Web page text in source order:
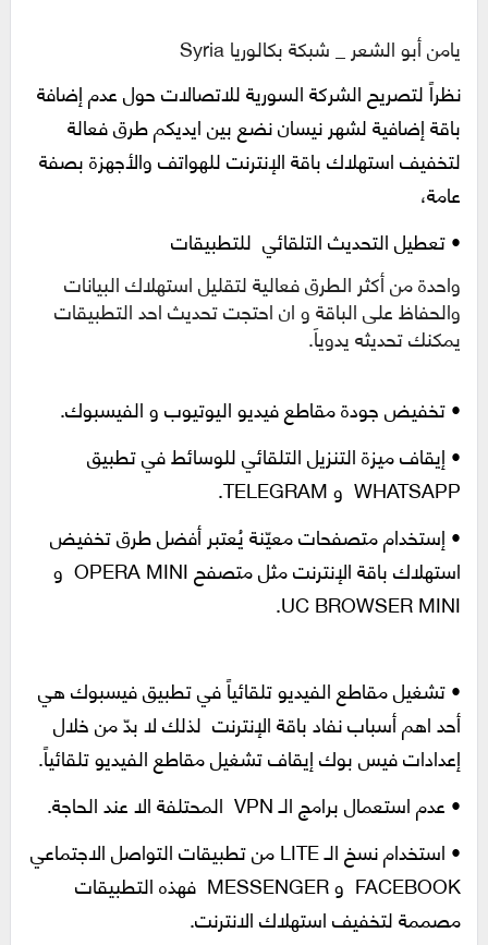
يامن أبو الشعر _ شبكة بكالوريا Syria
نظراً لتصريح الشركة السورية للاتصالات حول عدم إضافة
باقة إضافية لشهر نيسان نضع بين ايديكم طرق فعالة
لتخفيف استهلاك باقة الإنترنت للهواتف والأجهزة بصفة
عامة،
•تعطيل التحديث التلقائي للتطبيقات
واحدة من أكثر الطرق فعالية لتقليل استهلاك البيانات
والحفاظ على الباقة و ان احتجت تحديث احد التطبيقات
يمكنك تحديثه يدوياَ.
•تخفيض جودة مقاطع فيديو اليوتيوب و الفيسبوك.
•إيقاف ميزة التنزيل التلقائي للوسائط في تطبيق
WHATSAPP و TELEGRAM.
•إستخدام متصفحات معيّنة يُعتبر أفضل طرق تخفيض
استهلاك باقة الإنترنت مثل متصفح OPERA MINI و
UC BROWSER MINI.
•تشغيل مقاطع الفيديو تلقائياً في تطبيق فيسبوك هي
أحد اهم أسباب نفاد باقة الإنترنت لذلك لا بدّ من خلال
إعدادات فيس بوك إيقاف تشغيل مقاطع الفيديو تلقائياً.
•عدم استعمال برامج الـ VPN المحتلفة الا عند الحاجة.
•
استخدام نسخ الـ LITE من تطبيقات التواصل الاجتماعي
FACEBOOK و MESSENGER فهذه التطبيقات
مصممة لتخفيف استهلاك الانترنت.